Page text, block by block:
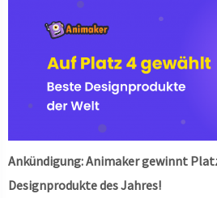
Ankündigung: Animaker gewinnt
Designprodukte des Jahres!